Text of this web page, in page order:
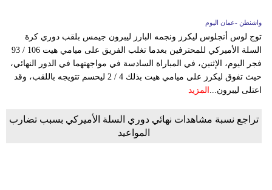
واشنطن -عمان اليوم
توج لوس أنجلوس ليكرز ونجمه البارز ليبرون جيمس بلقب دوري كرة
السلة الأميركي للمحترفين بعدما تغلب الفريق على ميامي هيت 106 / 93
فجر اليوم، الإثنين، في المباراة السادسة في مواجهتهما في الدور النهائي،
حيث تفوق ليكرز على ميامي هيت بذلك 4 / 2 ليحسم تتويجه باللقب، وقد
اعتلى ليبرون... المزيد
تراجع نسبة مشاهدات نهائي دوري السلة الأميركي بسبب تضارب
المواعيد